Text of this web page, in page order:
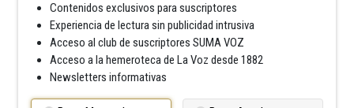
Contenidos exclusivos para suscriptores
Experiencia de lectura sin publicidad intrusiva
Acceso al club de suscriptores SUMA VOZ
Acceso a la hemeroteca de La Voz desde 1882
Newsletters informativas